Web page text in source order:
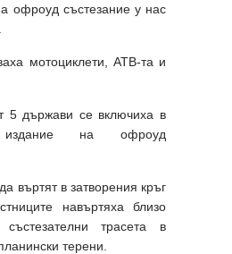
офроуд състезание у нас
мотоциклети, АТВ-та и
5 държави се включиха в
издание на офроуд
въртят в затворения кръг
навъртяха близо
трасета в
терени.